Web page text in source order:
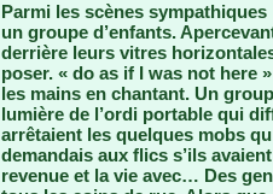
Parmi les scènes
un groupe d’enfants.
derrière leurs vitres
poser. « do as if I was not here
les mains en chantant. Un
lumière de l’ordi portable qui
arrêtaient les quelques mobs
demandais aux flics s’ils
revenue et la vie avec… Des